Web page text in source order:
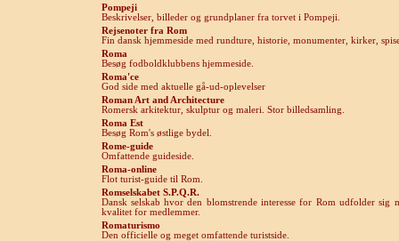
Pompeji
Beskrivelser, billeder og grundplaner fra torvet i Pompeji.
Rejsenoter fra Rom
Fin dansk hjemmeside med rundture, historie, monumenter, kirker,
Roma
Besøg fodboldklubbens hjemmeside.
Roma'ce
God side med aktuelle gå-ud-oplevelser
Roman Art and Architecture
Romersk arkitektur, skulptur og maleri. Stor billedsamling.
Roma Est
Besøg Rom's østlige bydel.
Rome-guide
Omfattende guideside.
Roma-online
Flot turist-guide til Rom.
Romselskabet S.P.Q.R.
Dansk selskab hvor den blomstrende interesse for Rom udfolder sig
kvalitet for medlemmer.
Romaturismo
Den officielle og meget omfattende turistside.